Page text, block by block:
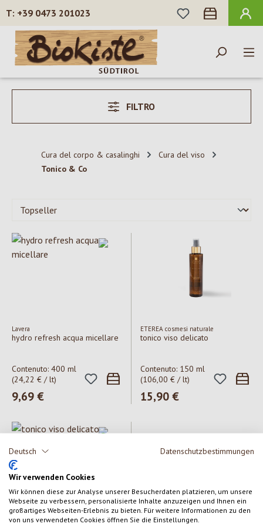
Deutsch Datenschutzbestimmungen
Wir verwenden Cookies
Wir können diese zur Analyse unserer Besucherdaten platzieren, um unsere
Webseite zu verbessern, personalisierte Inhalte anzuzeigen und Ihnen ein
großartiges Webseiten-Erlebnis zu bieten. Für weitere Informationen zu den
von uns verwendeten Cookies öffnen Sie die Einstellungen.
Passa al contenuto principale
+39 0473 201023
HAI 0 ARTICOLI
FILTRO
Cura del corpo & casalinghi
Cura del viso
Tonico & Co
Lavera
hydro refresh acqua micellare
Contenuto: 400 ml
(24,22 € / lt)
Prezzo normale:
9,69 €
ETEREA cosmesi naturale
tonico viso delicato
Contenuto: 150 ml
(106,00 € / lt)
Prezzo normale:
15,90 €
Lavera